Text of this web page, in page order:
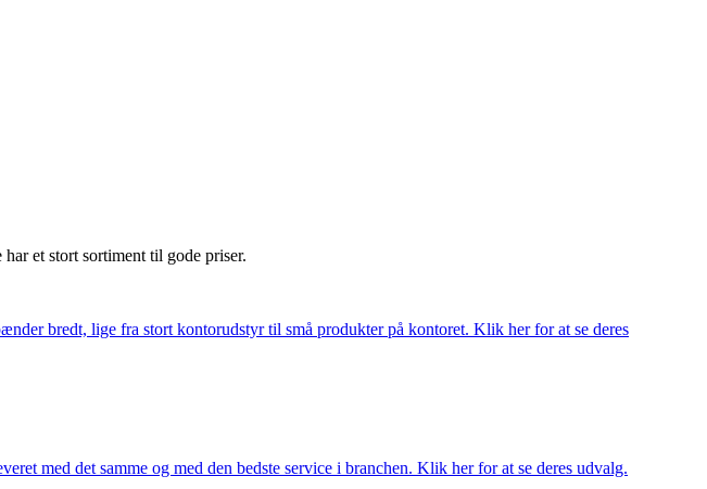
har et stort sortiment til gode priser.
bredt, lige fra stort kontorudstyr til små produkter på kontoret. Klik her for at se deres
med det samme og med den bedste service i branchen. Klik her for at se deres udvalg.